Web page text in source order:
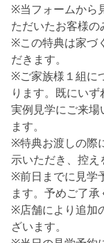
※当フォームから
ただいたお客様の
※この特典は家づ
だきます。
※ご家族様１組に
ります。既にい
実例見学にご来場
ます。
※特典お渡しの際
示いただき、控え
※前日までに見学
ます。予めご了承
※店舗により追加
ざいます。